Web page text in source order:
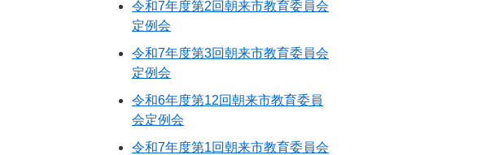
令和7年度第2回朝来市教育委員会
定例会
令和7年度第3回朝来市教育委員会
定例会
令和6年度第12回朝来市教育委員
会定例会
令和7年度第1回朝来市教育委員会